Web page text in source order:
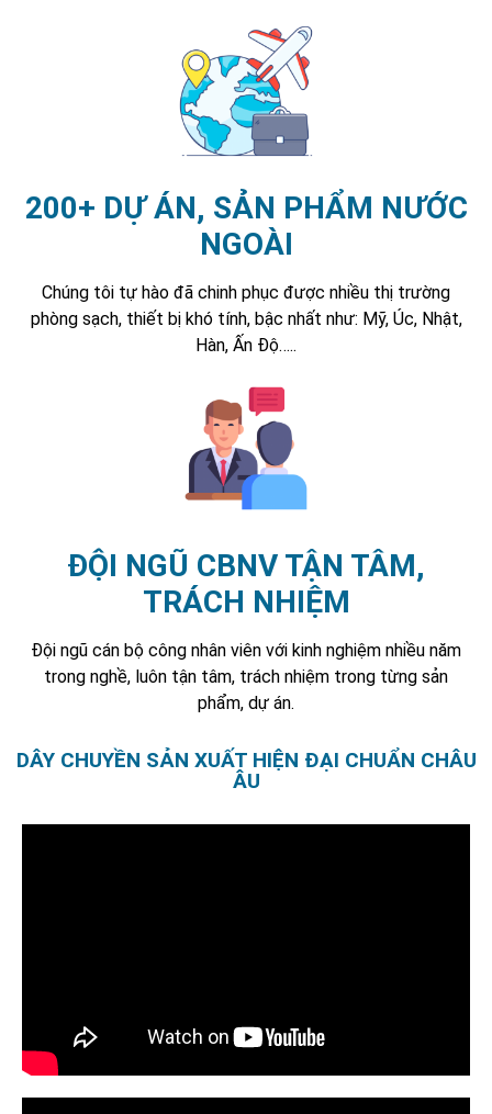
200+ DỰ ÁN, SẢN PHẨM NƯỚC
NGOÀI
Chúng tôi tự hào đã chinh phục được nhiều thị trường
phòng sạch, thiết bị khó tính, bậc nhất như: Mỹ, Úc, Nhật,
Hàn, Ấn Độ…..
ĐỘI NGŨ CBNV TẬN TÂM,
TRÁCH NHIỆM
Đội ngũ cán bộ công nhân viên với kinh nghiệm nhiều năm
trong nghề, luôn tận tâm, trách nhiệm trong từng sản
phẩm, dự án.
DÂY CHUYỀN SẢN XUẤT HIỆN ĐẠI CHUẨN CHÂU
ÂU